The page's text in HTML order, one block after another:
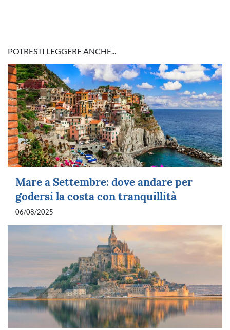
POTRESTI LEGGERE ANCHE...
Mare a Settembre: dove andare per
godersi la costa con tranquillità
06/08/2025